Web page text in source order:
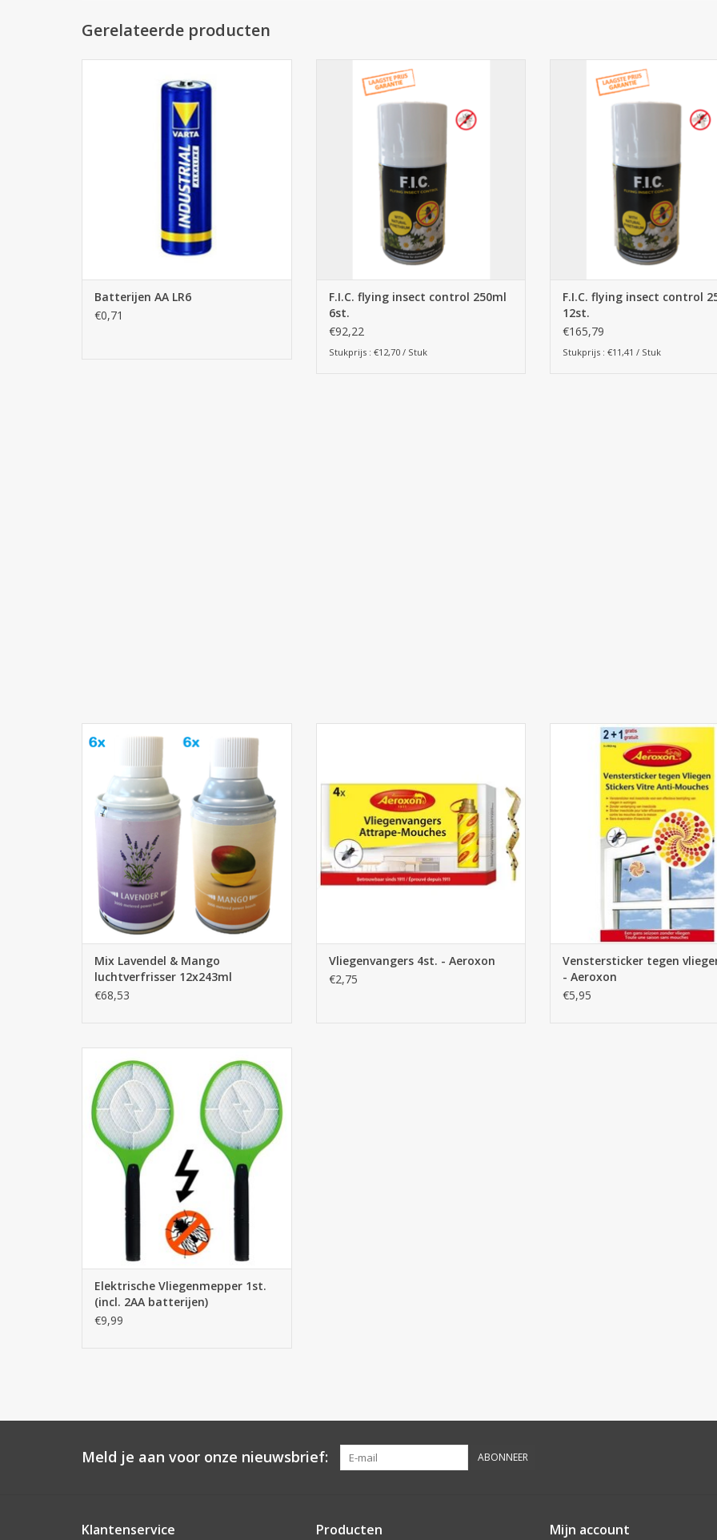
Gerelateerde producten
TOEVOEGEN AAN WINKELWAGEN
Batterijen AA LR6
€0,71
F.I.C. flying insect control 250ml , fic
aerosol air control vliegen 6st.
TOEVOEGEN AAN WINKELWAGEN
F.I.C. flying insect control 250ml
6st.
€92,22
Stukprijs : €12,70 / Stuk
F.I.C. flying insect control 250ml
aerosol air control vliegen
TOEVOEGEN AAN
F.I.C. flying insect control
12st.
€165,79
Stukprijs : €11,41 / Stuk
12x243ml
TOEVOEGEN AAN WINKELWAGEN
Mix Lavendel & Mango
luchtverfrisser 12x243ml
€68,53
Vliegenvangers 4st. - Aeroxon
€2,75
Venstersticker tegen vliegen 3st. -
TOEVOEGEN AAN
Venstersticker tegen
- Aeroxon
€5,95
TOEVOEGEN AAN WINKELWAGEN
Elektrische Vliegenmepper 1st.
(incl. 2AA batterijen)
€9,99
Meld je aan voor onze nieuwsbrief: ABONNEER
Klantenservice Producten Mijn account